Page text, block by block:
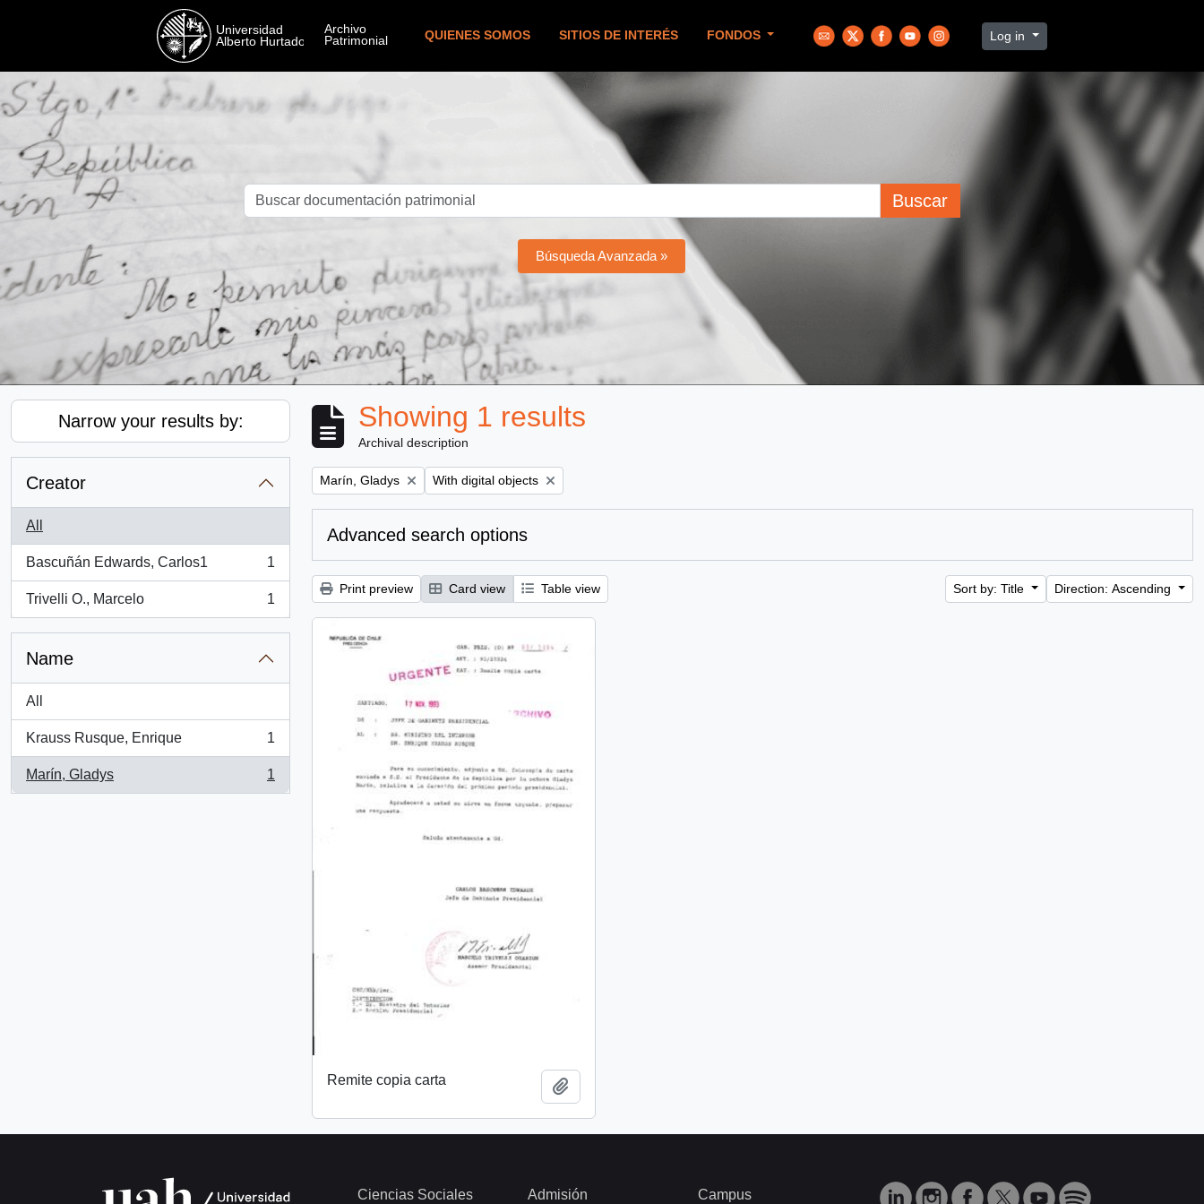
QUIENES SOMOS SITIOS DE INTERÉS FONDOS Log in
Buscar
Búsqueda Avanzada »
Narrow your results by:
Creator
All
Bascuñán Edwards, Carlos1
, 1 results
1
Trivelli O., Marcelo
, 1 results
1
Name
All
Krauss Rusque, Enrique
, 1 results
1
Marín, Gladys
, 1 results
1
Showing 1 results
Archival description
Remove filter:
Marín, Gladys Remove filter:
With digital objects
Advanced search options
Print preview Card view Table view Sort by: Title Direction: Ascending
Remite copia carta
Ciencias Sociales Admisión Campus